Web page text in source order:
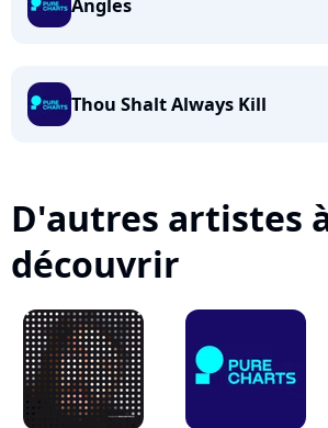
Angles
Thou Shalt Always Kill
D'autres artistes
découvrir